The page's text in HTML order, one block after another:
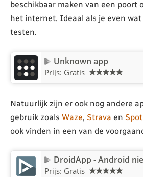
beschikbaar maken van een poort
het internet. Ideaal als je even
testen.
Unknown app
Prijs: Gratis
Natuurlijk zijn er ook nog andere
gebruik zoals Waze, Strava en
ook vinden in een van de
DroidApp - Android
Prijs: Gratis